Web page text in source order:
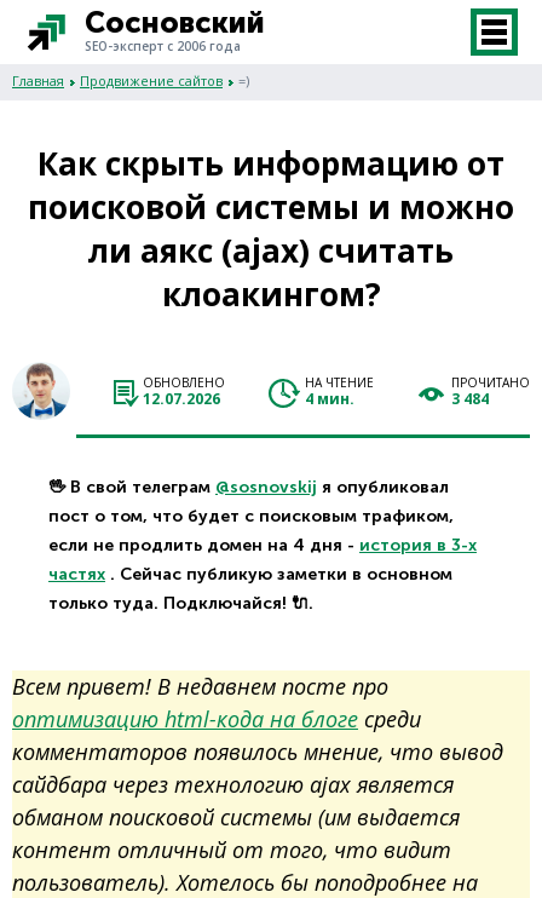
Сосновский
SEO-эксперт с 2006 года
Главная Продвижение сайтов =)
Как скрыть информацию от
поисковой системы и можно
ли аякс (ajax) считать
клоакингом?
ОБНОВЛЕНО
12.07.2026
НА ЧТЕНИЕ
4 мин.
ПРОЧИТАНО
3 484
🖖 В свой телеграм @sosnovskij я опубликовал
пост о том, что будет с поисковым трафиком,
если не продлить домен на 4 дня - история в 3-х
частях . Сейчас публикую заметки в основном
только туда. Подключайся! 🔌.
Всем привет! В недавнем посте про
оптимизацию html-кода на блоге среди
комментаторов появилось мнение, что вывод
сайдбара через технологию ajax является
обманом поисковой системы (им выдается
контент отличный от того, что видит
пользователь). Хотелось бы поподробнее на